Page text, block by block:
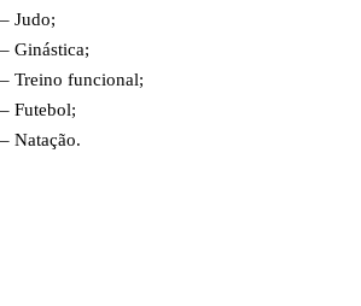
– Judo;
– Ginástica;
– Treino funcional;
– Futebol;
– Natação.